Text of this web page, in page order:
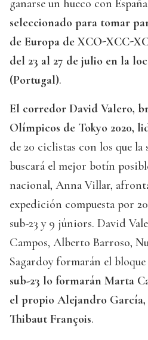
ganarse un hueco con
seleccionado para tomar
de Europa de XCO-XCC-
del 23 al 27 de julio en la
(Portugal).
El corredor David Valero,
Olímpicos de Tokyo 2020,
de 20 ciclistas con los que la
buscará el mejor botín
nacional, Anna Villar,
expedición compuesta por
sub-23 y 9 júniors. David
Campos, Alberto Barroso,
Sagardoy formarán el
sub-23 lo formarán Marta
el propio Alejandro García,
Thibaut François.